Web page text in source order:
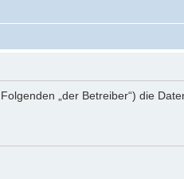
„der Betreiber“) die